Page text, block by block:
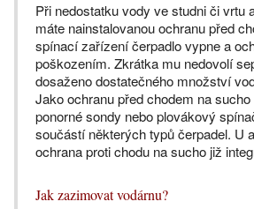
Při nedostatku vody ve studni či vrtu
máte nainstalovanou ochranu před
spínací zařízení čerpadlo vypne a
poškozením. Zkrátka mu nedovolí
dosaženo dostatečného množství
Jako ochranu před chodem na
ponorné sondy nebo plovákový
součástí některých typů čerpadel. U
ochrana proti chodu na sucho již
Jak zazimovat vodárnu?